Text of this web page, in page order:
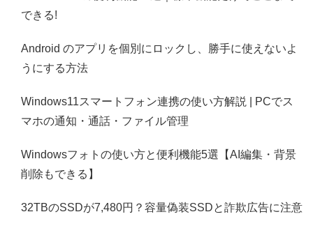
できる!
Android のアプリを個別にロックし、勝手に使えないよ
うにする方法
Windows11スマートフォン連携の使い方解説 | PCでス
マホの通知・通話・ファイル管理
Windowsフォトの使い方と便利機能5選【AI編集・背景
削除もできる】
32TBのSSDが7,480円？容量偽装SSDと詐欺広告に注意